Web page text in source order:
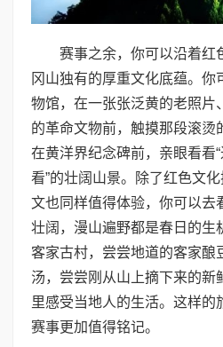
赛事之余，你可以沿着红
冈山独有的厚重文化底蕴。你
物馆，在一张张泛黄的老照片
的革命文物前，触摸那段滚烫
在黄洋界纪念碑前，亲眼看看
看”的壮阔山景。除了红色文
文也同样值得体验，你可以去
壮阔，漫山遍野都是春日的生
客家古村，尝尝地道的客家酿
汤，尝尝刚从山上摘下来的新
里感受当地人的生活。这样的
赛事更加值得铭记。